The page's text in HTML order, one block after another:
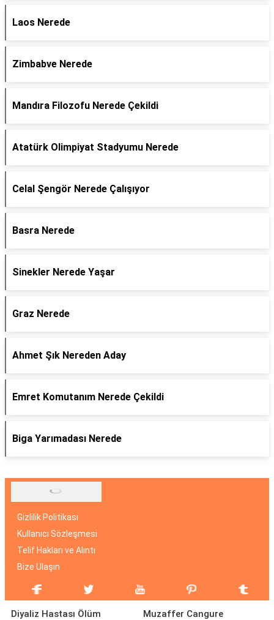
Laos Nerede
Zimbabve Nerede
Mandıra Filozofu Nerede Çekildi
Atatürk Olimpiyat Stadyumu Nerede
Celal Şengör Nerede Çalışıyor
Basra Nerede
Sinekler Nerede Yaşar
Graz Nerede
Ahmet Şık Nereden Aday
Emret Komutanım Nerede Çekildi
Biga Yarımadası Nerede
Gizlilik Politikası
Kullanıcı Sözleşmesi
Telif Hakları ve Alıntı
Bize Ulaşın
Diyaliz Hastası Ölüm
Muzaffer Cangure